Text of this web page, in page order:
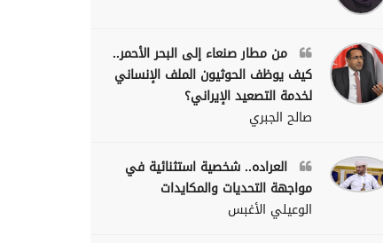
من مطار صنعاء إلى البحر الأحمر..
كيف يوظف الحوثيون الملف الإنساني
لخدمة التصعيد الإيراني؟
صالح الجبري
العراده.. شخصية استثنائية في
مواجهة التحديات والمكايدات
الوعيلي الأغبس